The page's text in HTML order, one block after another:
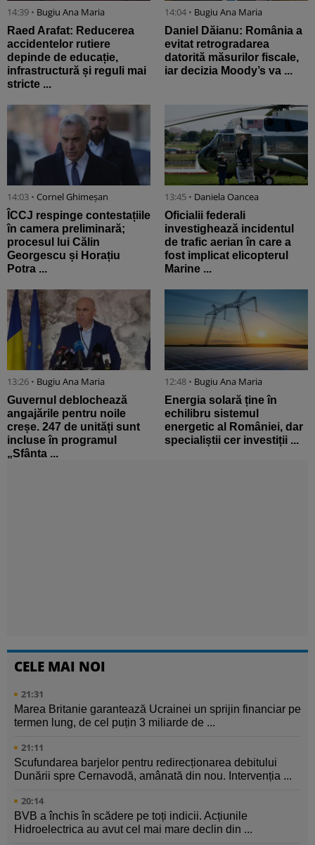
14:39 • Bugiu ⁠Ana Maria
Raed Arafat: Reducerea
accidentelor rutiere
depinde de educație,
infrastructură și reguli mai
stricte ...
14:04 • Bugiu ⁠Ana Maria
Daniel Dăianu: România a
evitat retrogradarea
datorită măsurilor fiscale,
iar decizia Moody’s va ...
14:03 • Cornel Ghimeșan
ÎCCJ respinge contestațiile
în camera preliminară;
procesul lui Călin
Georgescu și Horațiu
Potra ...
13:45 • Daniela Oancea
Oficialii federali
investighează incidentul
de trafic aerian în care a
fost implicat elicopterul
Marine ...
13:26 • Bugiu ⁠Ana Maria
Guvernul deblochează
angajările pentru noile
creșe. 247 de unități sunt
incluse în programul
„Sfânta ...
12:48 • Bugiu ⁠Ana Maria
Energia solară ține în
echilibru sistemul
energetic al României, dar
specialiștii cer investiții ...
CELE MAI NOI
21:31
Marea Britanie garantează Ucrainei un sprijin financiar pe
termen lung, de cel puțin 3 miliarde de ...
21:11
Scufundarea barjelor pentru redirecționarea debitului
Dunării spre Cernavodă, amânată din nou. Intervenția ...
20:14
BVB a închis în scădere pe toți indicii. Acțiunile
Hidroelectrica au avut cel mai mare declin din ...